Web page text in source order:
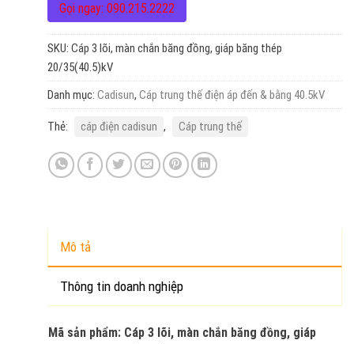
Gọi ngay: 090.215.2222
SKU: Cáp 3 lõi, màn chắn băng đồng, giáp băng thép
20/35(40.5)kV
Danh mục: Cadisun, Cáp trung thế điện áp đến & bằng 40.5kV
Thẻ: cáp điện cadisun , Cáp trung thế
Mô tả
Thông tin doanh nghiệp
Mã sản phẩm: Cáp 3 lõi, màn chắn băng đồng, giáp